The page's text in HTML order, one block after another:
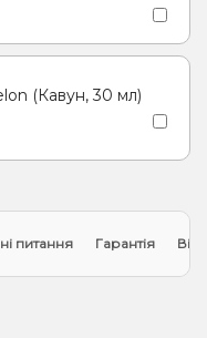
(Кавун, 30 мл)
питання Гарантія